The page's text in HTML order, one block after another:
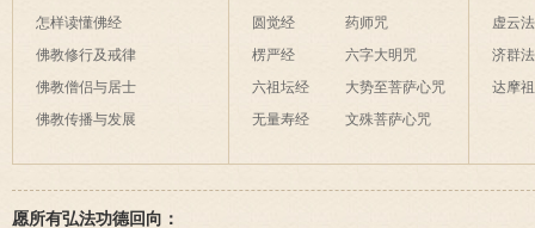
怎样读懂佛经
佛教修行及戒律
佛教僧侣与居士
佛教传播与发展
圆觉经
楞严经
六祖坛经
无量寿经
药师咒
六字大明咒
大势至菩萨心咒
文殊菩萨心咒
虚云
济群
达摩
愿所有弘法功德回向：